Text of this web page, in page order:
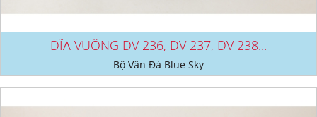
DĨA VUÔNG DV 236, DV 237, DV 238...
Bộ Vân Đá Blue Sky